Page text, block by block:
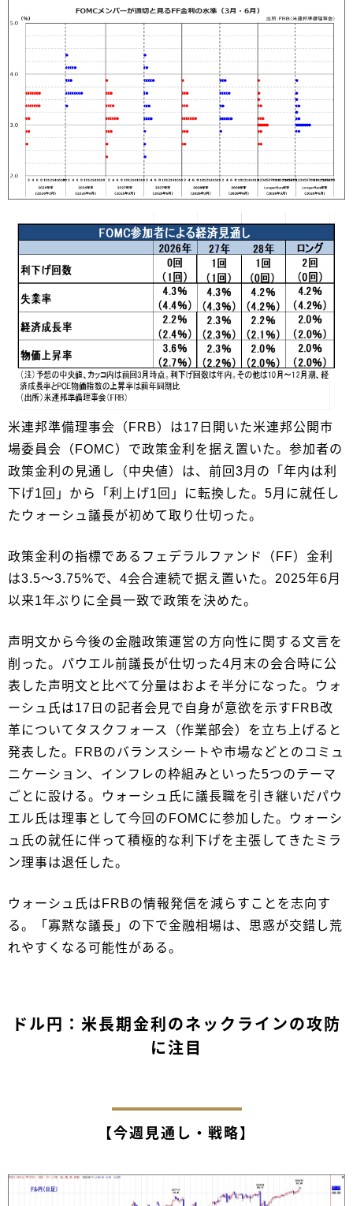
米連邦準備理事会（FRB）は17日開いた米連邦公開市
場委員会（FOMC）で政策金利を据え置いた。参加者の
政策金利の見通し（中央値）は、前回3月の「年内は利
下げ1回」から「利上げ1回」に転換した。5月に就任し
たウォーシュ議長が初めて取り仕切った。
政策金利の指標であるフェデラルファンド（FF）金利
は3.5～3.75%で、4会合連続で据え置いた。2025年6月
以来1年ぶりに全員一致で政策を決めた。
声明文から今後の金融政策運営の方向性に関する文言を
削った。パウエル前議長が仕切った4月末の会合時に公
表した声明文と比べて分量はおよそ半分になった。ウォ
ーシュ氏は17日の記者会見で自身が意欲を示すFRB改
革についてタスクフォース（作業部会）を立ち上げると
発表した。FRBのバランスシートや市場などとのコミュ
ニケーション、インフレの枠組みといった5つのテーマ
ごとに設ける。ウォーシュ氏に議長職を引き継いだパウ
エル氏は理事として今回のFOMCに参加した。ウォーシ
ュ氏の就任に伴って積極的な利下げを主張してきたミラ
ン理事は退任した。
ウォーシュ氏はFRBの情報発信を減らすことを志向す
る。「寡黙な議長」の下で金融相場は、思惑が交錯し荒
れやすくなる可能性がある。
ドル円：米長期金利のネックラインの攻防
に注目
【今週見通し・戦略】